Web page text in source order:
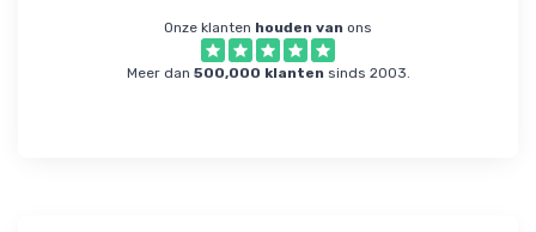
Onze klanten houden van ons
Meer dan 500,000 klanten sinds 2003.